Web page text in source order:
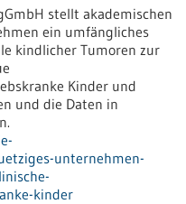
stellt akademischen
ein umfängliches
kindlicher Tumoren zur
Kinder und
und die Daten in
unternehmen-
kinder